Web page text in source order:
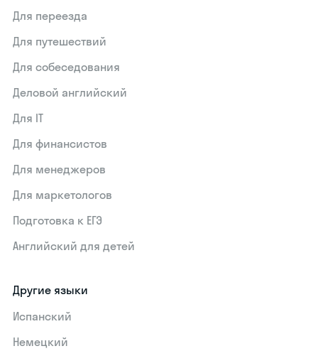
Для переезда
Для путешествий
Для собеседования
Деловой английский
Для IT
Для финансистов
Для менеджеров
Для маркетологов
Подготовка к ЕГЭ
Английский для детей
Другие языки
Испанский
Немецкий